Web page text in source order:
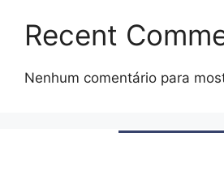
Recent
Nenhum comentário para